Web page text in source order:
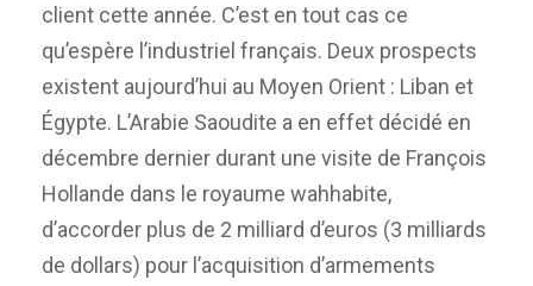
client cette année. C’est en tout cas ce
qu’espère l’industriel français. Deux prospects
existent aujourd’hui au Moyen Orient : Liban et
Égypte. L’Arabie Saoudite a en effet décidé en
décembre dernier durant une visite de François
Hollande dans le royaume wahhabite,
d’accorder plus de 2 milliard d’euros (3 milliards
de dollars) pour l’acquisition d’armements